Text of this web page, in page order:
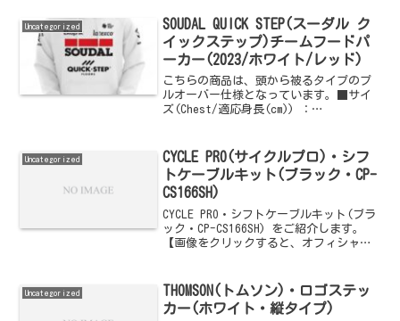
Uncategorized
SOUDAL QUICK STEP(スーダル ク
イックステップ)チームフードパ
ーカー(2023/ホワイト/レッド)
こちらの商品は、頭から被るタイプのプ
ルオーバー仕様となっています。■サイ
ズ(Chest/適応身長(cm)) ：
XL(124/175)・2XL(126...
Uncategorized
CYCLE PRO(サイクルプロ)・シフ
トケーブルキット(ブラック・CP-
CS166SH)
CYCLE PRO・シフトケーブルキット(ブラ
ック・CP-CS166SH) をご紹介します。
【画像をクリックすると、オフィシャル
Uncategorized
THOMSON(トムソン)・ロゴステッ
カー(ホワイト・縦タイプ)